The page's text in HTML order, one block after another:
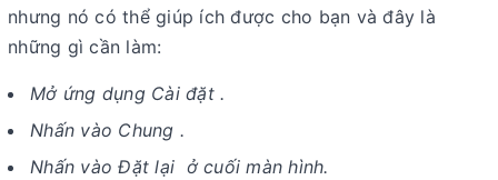
nhưng nó có thể giúp ích được cho bạn và đây là
những gì cần làm:
Mở ứng dụng Cài đặt .
Nhấn vào Chung .
Nhấn vào Đặt lại ở cuối màn hình.